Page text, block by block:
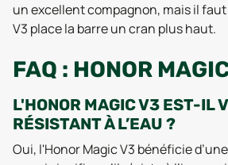
un excellent compagnon, mais il
V3 place la barre un cran plus haut.
FAQ : HONOR
L'HONOR MAGIC V3 EST-IL
RÉSISTANT À L’EAU ?
Oui, l'Honor Magic V3 bénéficie